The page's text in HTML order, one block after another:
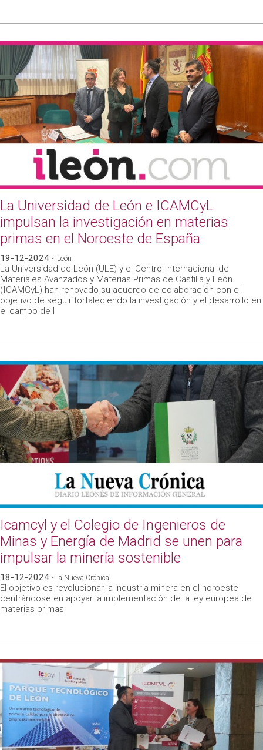
La Universidad de León e ICAMCyL
impulsan la investigación en materias
primas en el Noroeste de España
19-12-2024 - iLeón
La Universidad de León (ULE) y el Centro Internacional de
Materiales Avanzados y Materias Primas de Castilla y León
(ICAMCyL) han renovado su acuerdo de colaboración con el
objetivo de seguir fortaleciendo la investigación y el desarrollo en
el campo de l
Icamcyl y el Colegio de Ingenieros de
Minas y Energía de Madrid se unen para
impulsar la minería sostenible
18-12-2024 - La Nueva Crónica
El objetivo es revolucionar la industria minera en el noroeste
centrándose en apoyar la implementación de la ley europea de
materias primas